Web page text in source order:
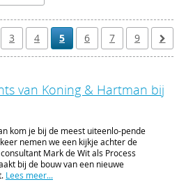
3 4 5 6 7 9
van Koning & Hartman bij
kom je bij de meest uiteenlo-pende
nemen we een kijkje achter de
Mark de Wit als Process
bij de bouw van een nieuwe
Lees meer...